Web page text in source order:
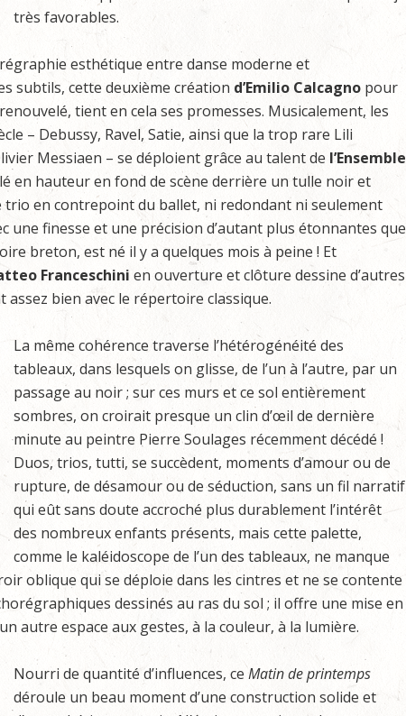
très favorables.
esthétique entre danse moderne et
subtils, cette deuxième création d’Emilio Calcagno pour
tient en cela ses promesses. Musicalement, les
– Debussy, Ravel, Satie, ainsi que la trop rare Lili
Messiaen – se déploient grâce au talent de l’Ensemble
en hauteur en fond de scène derrière un tulle noir et
trio en contrepoint du ballet, ni redondant ni seulement
une finesse et une précision d’autant plus étonnantes que
breton, est né il y a quelques mois à peine ! Et
Franceschini en ouverture et clôture dessine d’autres
bien avec le répertoire classique.
La même cohérence traverse l’hétérogénéité des
tableaux, dans lesquels on glisse, de l’un à l’autre, par un
passage au noir ; sur ces murs et ce sol entièrement
sombres, on croirait presque un clin d’œil de dernière
minute au peintre Pierre Soulages récemment décédé !
Duos, trios, tutti, se succèdent, moments d’amour ou de
rupture, de désamour ou de séduction, sans un fil narratif
qui eût sans doute accroché plus durablement l’intérêt
des nombreux enfants présents, mais cette palette,
comme le kaléidoscope de l’un des tableaux, ne manque
oblique qui se déploie dans les cintres et ne se contente
dessinés au ras du sol ; il offre une mise en
autre espace aux gestes, à la couleur, à la lumière.
Nourri de quantité d’influences, ce Matin de printemps
déroule un beau moment d’une construction solide et